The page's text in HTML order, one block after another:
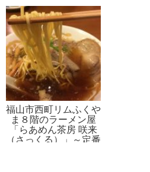
福山市西町リムふくや
ま８階のラーメン屋
「らあめん茶房 咲来
（さっくる）」～定番